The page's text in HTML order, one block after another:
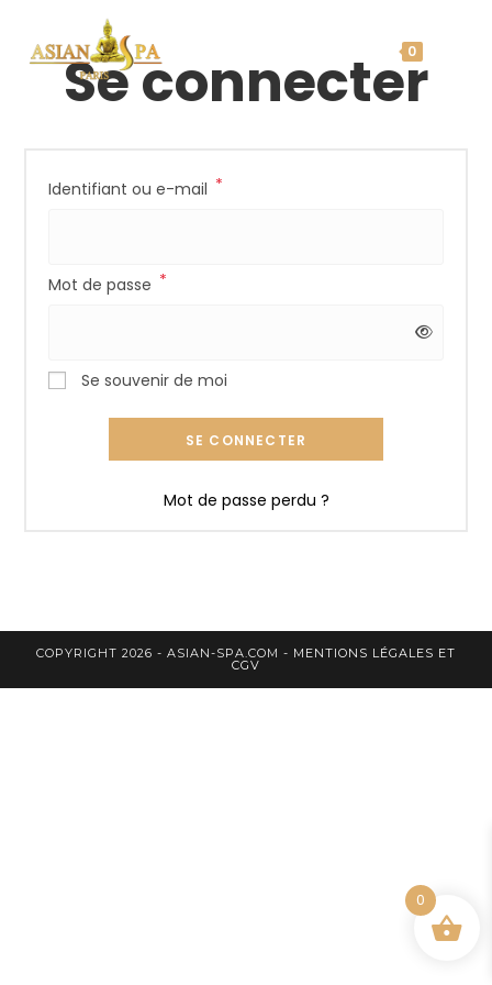
content
0
Se connecter
Identifiant ou e-mail *
Mot de passe *
Se souvenir de moi
SE CONNECTER
Mot de passe perdu ?
COPYRIGHT 2026 - ASIAN-SPA.COM - MENTIONS LÉGALES ET
CGV
0